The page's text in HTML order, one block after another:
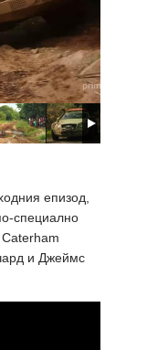
епизод,
специално
и Джеймс